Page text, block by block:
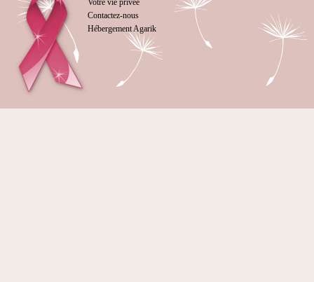
Votre vie privée
Contactez-nous
Hébergement Agarik